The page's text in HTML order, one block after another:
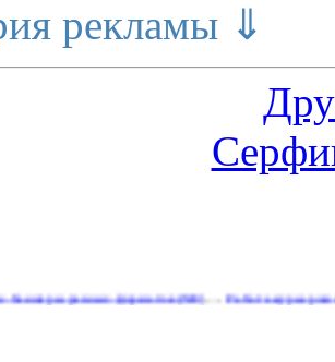
рекламы ⇓
разных форматов(539)…Работа курьером в